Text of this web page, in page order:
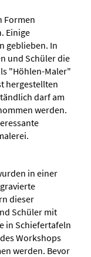
Formen
Einige
geblieben. In
und Schüler die
"Höhlen-Maler"
hergestellten
darf am
werden.
in einer
dieser
Schüler mit
in Schiefertafeln
Workshops
werden. Bevor